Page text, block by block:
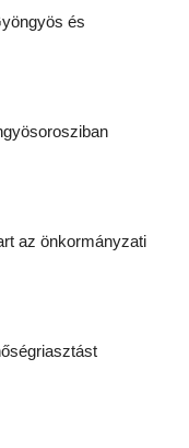
és
az önkormányzati